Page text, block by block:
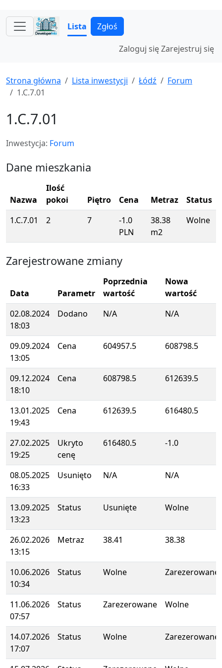
Lista Zgłoś
Zaloguj sięZarejestruj się
Strona główna Lista inwestycji Łódź
Forum
1.C.7.01
1.C.7.01
Inwestycja: Forum
Dane mieszkania
Nazwa
Ilość
pokoi
Piętro Cena Metraz
Status
1.C.7.01
2 7
-1.0
PLN
38.38
m2
Wolne
Zarejestrowane zmiany
Data Parametr
Poprzednia
wartość
Nowa
wartość
02.08.2024
18:03
Dodano N/A N/A
09.09.2024
13:05
Cena 604957.5 608798.5
09.12.2024
18:10
Cena 608798.5 612639.5
13.01.2025
19:43
Cena 612639.5 616480.5
27.02.2025
19:25
Ukryto
cenę
616480.5 -1.0
08.05.2025
16:33
Usunięto N/A N/A
13.09.2025
13:23
Status Usunięte Wolne
26.02.2026
13:15
Metraz 38.41 38.38
10.06.2026
10:34
Status Wolne Zarezerowane
11.06.2026
07:57
Status Zarezerowane Wolne
14.07.2026
17:07
Status Wolne Zarezerowane